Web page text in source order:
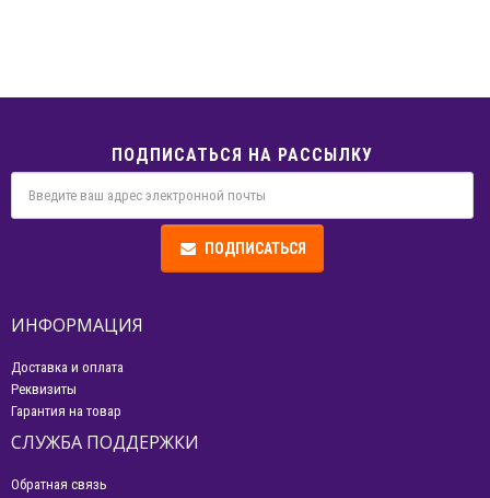
ПОДПИСАТЬСЯ НА РАССЫЛКУ
ПОДПИСАТЬСЯ
ИНФОРМАЦИЯ
Доставка и оплата
Реквизиты
Гарантия на товар
СЛУЖБА ПОДДЕРЖКИ
Обратная связь